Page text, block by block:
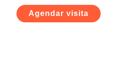
Agendar visita